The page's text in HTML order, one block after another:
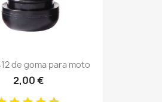
de goma para moto
2,00 €